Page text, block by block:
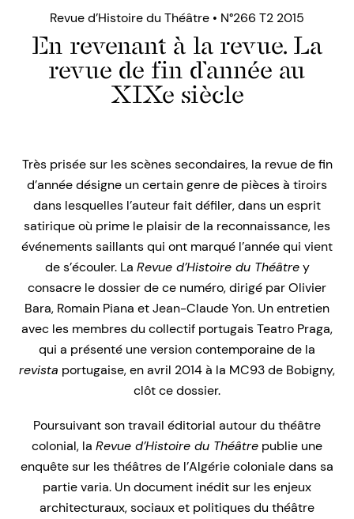
Revue d’Histoire du Théâtre • N°266 T2 2015
En revenant à la revue. La
revue de fin d’année au
XIXe siècle
Très prisée sur les scènes secondaires, la revue de fin
d’année désigne un certain genre de pièces à tiroirs
dans lesquelles l’auteur fait défiler, dans un esprit
satirique où prime le plaisir de la reconnaissance, les
événements saillants qui ont marqué l’année qui vient
de s’écouler. La Revue d’Histoire du Théâtrey
consacre le dossier de ce numéro, dirigé par Olivier
Bara, Romain Piana et Jean-Claude Yon. Un entretien
avec les membres du collectif portugais Teatro Praga,
qui a présenté une version contemporaine de la
revista portugaise, en avril 2014 à la MC93 de Bobigny,
clôt ce dossier.
Poursuivant son travail éditorial autour du théâtre
colonial, la Revue d’Histoire du Théâtre publie une
enquête sur les théâtres de l’Algérie coloniale dans sa
partie varia. Un document inédit sur les enjeux
architecturaux, sociaux et politiques du théâtre